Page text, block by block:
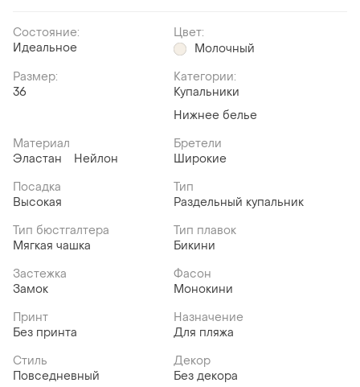
Состояние:
Идеальное
Цвет:
Молочный
Размер:
36
Категории:
Купальники
Нижнее белье
Материал
Эластан
Нейлон
Бретели
Широкие
Посадка
Высокая
Тип
Раздельный купальник
Тип бюстгалтера
Мягкая чашка
Тип плавок
Бикини
Застежка
Замок
Фасон
Монокини
Принт
Без принта
Назначение
Для пляжа
Стиль
Повседневный
Декор
Без декора